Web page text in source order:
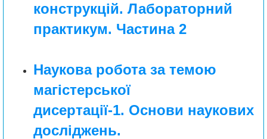
конструкцій. Лабораторний
практикум. Частина 2
Наукова робота за темою
магістерської
дисертації-1. Основи наукових
досліджень.